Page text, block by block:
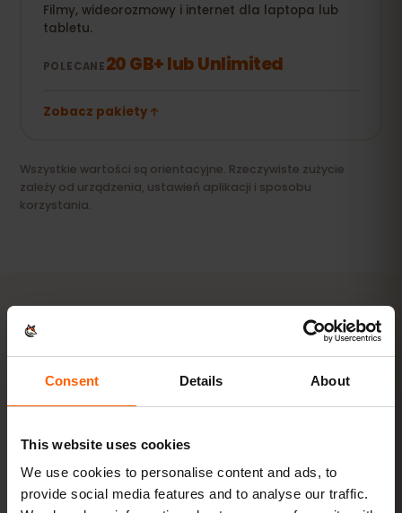
Consent Details About
This website uses cookies
We use cookies to personalise content and ads, to
provide social media features and to analyse our traffic.
Filmy, wideorozmowy i internet dla laptopa lub
tabletu.
POLECANE20 GB+ lub Unlimited
Zobacz pakiety
Wszystkie wartości są orientacyjne. Rzeczywiste zużycie
zależy od urządzenia, ustawień aplikacji i sposobu
korzystania.
Aktywuj eSIM dla Egipt w
krokach
Gotowe w kilka minut — bez fizycznej karty SIM.